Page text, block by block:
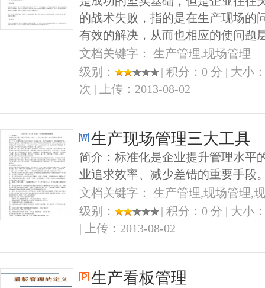
的战术失败，指的是在生产现场的
有效的解决，从而也相应的使问题
文档关键字： 生产管理,现场管理
级别：
| 积分：0 分 | 大小
次 | 上传：2013-08-02
生产现场管理三大工具
简介：标准化是企业提升管理水平
业追求效率、减少差错的重要手段
文档关键字： 生产管理,现场管理,
级别：
| 积分：0 分 | 大小
| 上传：2013-08-02
生产看板管理